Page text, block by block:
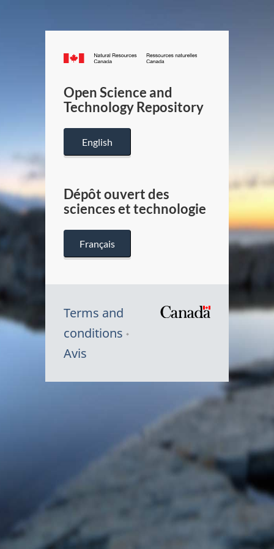
Canada.ca
/
Canada
Open Science and
Technology Repository
English
Dépôt ouvert des
sciences et technologie
Français
Terms and
conditions
Avis
du